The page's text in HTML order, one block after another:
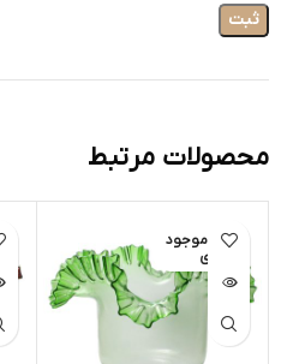
محصولات مرتبط
اتمام موجود
ی